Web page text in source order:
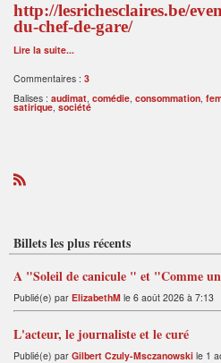
http://lesrichesclaires.be/
du-chef-de-gare/
Lire la suite...
Commentaires : 3
Balises : audimat, comédie, consommation,
satirique, société
R
Billets les plus récents
A "Soleil de canicule " et "Comme
Publié(e) par ElizabethM le 6 août 2026 à 7:13
L'acteur, le journaliste et le curé
Publié(e) par Gilbert Czuly-Msczanowski le 1